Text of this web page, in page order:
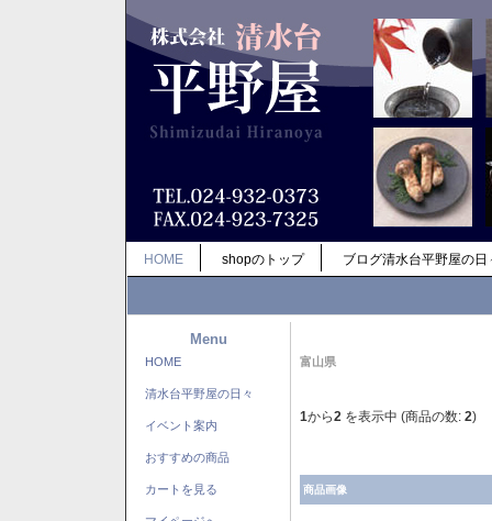
HOME shopのトップ ブログ清水台平野屋の日
Menu
HOME
清水台平野屋の日々
イベント案内
おすすめの商品
カートを見る
富山県
1から2 を表示中 (商品の数: 2)
商品画像